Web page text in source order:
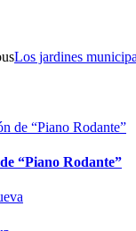
Los jardines
“Piano Rodante”